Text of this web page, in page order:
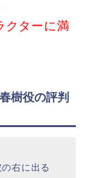
クターに満
樹役の評判
右に出る